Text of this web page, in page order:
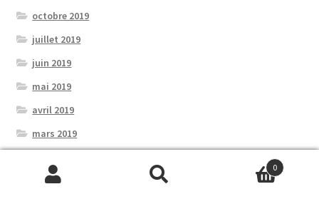
octobre 2019
juillet 2019
juin 2019
mai 2019
avril 2019
mars 2019
janvier 2019
Recherche
Recherche
0